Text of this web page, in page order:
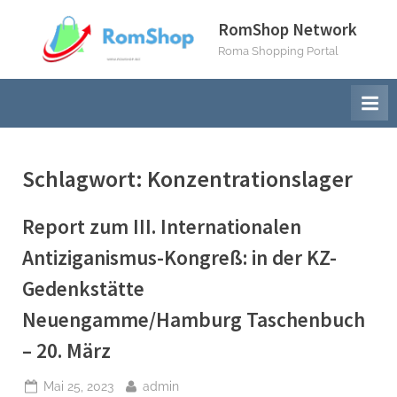
content
RomShop Network
Roma Shopping Portal
Schlagwort: Konzentrationslager
Report zum III. Internationalen
Antiziganismus-Kongreß: in der KZ-
Gedenkstätte
Neuengamme/Hamburg Taschenbuch
– 20. März
Posted
Mai 25, 2023 By
admin